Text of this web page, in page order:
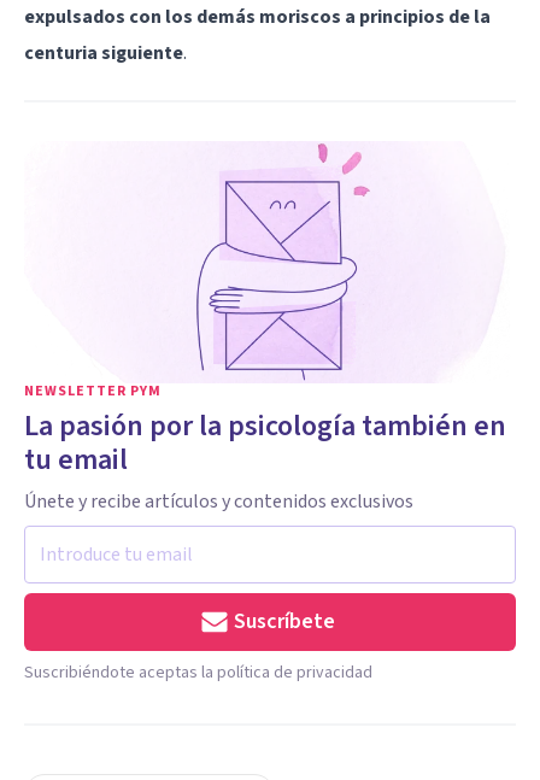
expulsados con los demás moriscos a principios de la
centuria siguiente.
NEWSLETTER PYM
La pasión por la psicología también en
tu email
Únete y recibe artículos y contenidos exclusivos
Suscríbete
Suscribiéndote aceptas la política de privacidad